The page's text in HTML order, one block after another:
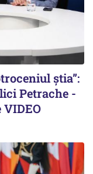
știa”:
Petrache -